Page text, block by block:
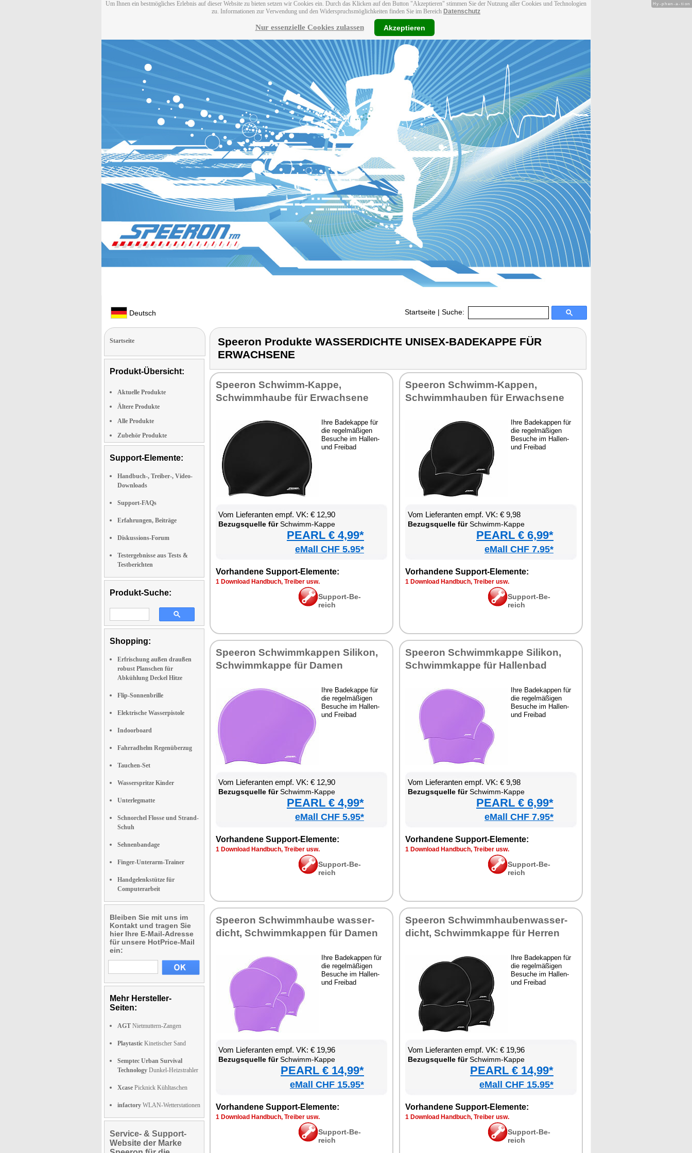
Um Ihnen ein bestmögliches Erlebnis auf dieser Website zu bieten setzen wir Cookies ein. Durch das Klicken auf den Button "Akzeptieren" stimmen Sie der Nutzung aller Cookies und Technologien
zu. Informationen zur Verwendung und den Widerspruchsmöglichkeiten finden Sie im Bereich Datenschutz
Nur essenzielle Cookies zulassen Akzeptieren
Deutsch Startseite | Suche:
Startseite
Produkt-Übersicht:
Aktuelle Produkte
Ältere Produkte
Alle Produkte
Zubehör Produkte
Support-Elemente:
Handbuch-, Treiber-, Video-
Downloads
Support-FAQs
Erfahrungen, Beiträge
Diskussions-Forum
Testergebnisse aus Tests &
Testberichten
Produkt-Suche:
Shopping:
Erfrischung außen draußen
robust Planschen für
Abkühlung Deckel Hitze
Flip-Sonnenbrille
Elektrische Wasserpistole
Indoorboard
Fahrradhelm Regenüberzug
Tauchen-Set
Wasserspritze Kinder
Unterlegmatte
Schnorchel Flosse und Strand-
Schuh
Sehnenbandage
Finger-Unterarm-Trainer
Handgelenkstütze für
Computerarbeit
Bleiben Sie mit uns im
Kontakt und tragen Sie
hier Ihre E-Mail-Adresse
für unsere HotPrice-Mail
ein:
Mehr Hersteller-
Seiten:
AGT Nietmuttern-Zangen
Playtastic Kinetischer Sand
Semptec Urban Survival
Technology Dunkel-Heizstrahler
Xcase Picknick Kühltaschen
infactory WLAN-Wetterstationen
Service- & Support-
Website der Marke
Speeron Produkte WASSERDICHTE UNISEX-BADEKAPPE FÜR
ERWACHSENE
Spee­ron Schwimm-Kap­pe,
Schwimm­hau­be für Er­wach­se­ne
Ih­re Ba­de­kap­pe für
die re­gel­mä­ßi­gen
Be­su­che im Hal­len-
und Frei­bad
Vom Lie­fe­ran­ten empf. VK: € 12,90
Be­zugs­quel­le fürSchwimm-Kap­pe
PEARL € 4,99*
eMall CHF 5.95*
Vor­han­de­ne Sup­port-Ele­men­te:
1 Down­load Hand­buch, Trei­ber usw.
Sup­port-Be­
reich
Spee­ron Schwimm-Kap­pen,
Schwimm­hau­ben für Er­wach­se­ne
Ih­re Ba­de­kap­pen für
die re­gel­mä­ßi­gen
Be­su­che im Hal­len-
und Frei­bad
Vom Lie­fe­ran­ten empf. VK: € 9,98
Be­zugs­quel­le fürSchwimm-Kap­pe
PEARL € 6,99*
eMall CHF 7.95*
Vor­han­de­ne Sup­port-Ele­men­te:
1 Down­load Hand­buch, Trei­ber usw.
Sup­port-Be­
reich
Spee­ron Schwimm­kap­pen Si­li­kon,
Schwimm­kap­pe für Da­men
Ih­re Ba­de­kap­pe für
die re­gel­mä­ßi­gen
Be­su­che im Hal­len-
und Frei­bad
Vom Lie­fe­ran­ten empf. VK: € 12,90
Be­zugs­quel­le fürSchwimm-Kap­pe
PEARL € 4,99*
eMall CHF 5.95*
Vor­han­de­ne Sup­port-Ele­men­te:
1 Down­load Hand­buch, Trei­ber usw.
Sup­port-Be­
reich
Spee­ron Schwimm­kap­pe Si­li­kon,
Schwimm­kap­pe für Hal­len­bad
Ih­re Ba­de­kap­pen für
die re­gel­mä­ßi­gen
Be­su­che im Hal­len-
und Frei­bad
Vom Lie­fe­ran­ten empf. VK: € 9,98
Be­zugs­quel­le fürSchwimm-Kap­pe
PEARL € 6,99*
eMall CHF 7.95*
Vor­han­de­ne Sup­port-Ele­men­te:
1 Down­load Hand­buch, Trei­ber usw.
Sup­port-Be­
reich
Spee­ron Schwimm­hau­be was­ser­
dicht, Schwimm­kap­pen für Da­men
Ih­re Ba­de­kap­pen für
die re­gel­mä­ßi­gen
Be­su­che im Hal­len-
und Frei­bad
Vom Lie­fe­ran­ten empf. VK: € 19,96
Be­zugs­quel­le fürSchwimm-Kap­pe
PEARL € 14,99*
eMall CHF 15.95*
Vor­han­de­ne Sup­port-Ele­men­te:
1 Down­load Hand­buch, Trei­ber usw.
Sup­port-Be­
reich
Spee­ron Schwimm­hau­ben­was­ser­
dicht, Schwimm­kap­pe für Her­ren
Ih­re Ba­de­kap­pen für
die re­gel­mä­ßi­gen
Be­su­che im Hal­len-
und Frei­bad
Vom Lie­fe­ran­ten empf. VK: € 19,96
Be­zugs­quel­le fürSchwimm-Kap­pe
PEARL € 14,99*
eMall CHF 15.95*
Vor­han­de­ne Sup­port-Ele­men­te:
1 Down­load Hand­buch, Trei­ber usw.
Sup­port-Be­
reich
Hy-phen-a-tion